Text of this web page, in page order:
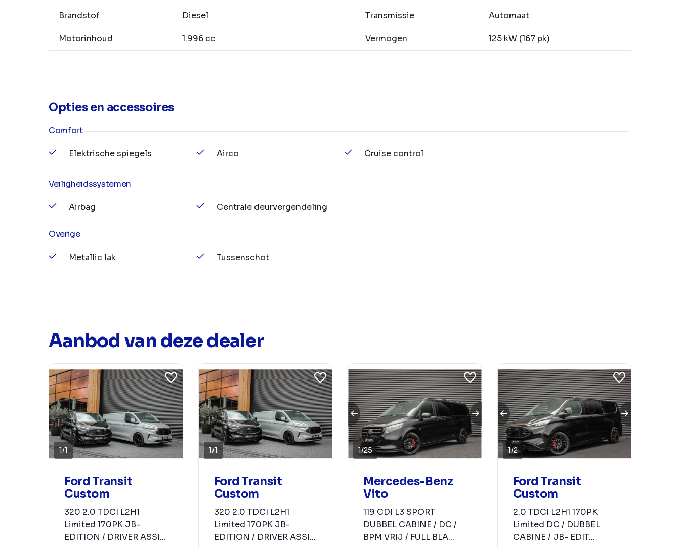
Brandstof Diesel Transmissie Automaat
Motorinhoud 1.996 cc Vermogen 125 kW (167 pk)
Opties en accessoires
Comfort
Elektrische spiegels Airco Cruise control
Veiligheidssystemen
Airbag Centrale deurvergendeling
Overige
Metallic lak Tussenschot
Aanbod van deze dealer
1/1
Ford Transit
Custom
320 2.0 TDCI L2H1
Limited 170PK JB-
EDITION / DRIVER ASSI...
1/1
Ford Transit
Custom
320 2.0 TDCI L2H1
Limited 170PK JB-
EDITION / DRIVER ASSI...
1/25
Mercedes-Benz
Vito
119 CDI L3 SPORT
DUBBEL CABINE / DC /
BPM VRIJ / FULL BLA...
1/2
Ford Transit
Custom
2.0 TDCI L2H1 170PK
Limited DC / DUBBEL
CABINE / JB- EDIT...